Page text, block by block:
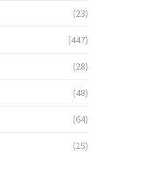
(23)
(447)
(28)
(48)
(64)
(15)